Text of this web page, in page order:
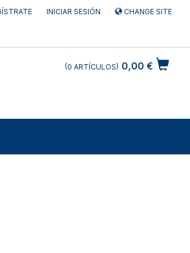
INICIAR SESIÓN CHANGE SITE
0,00 €
0 ARTÍCULOS